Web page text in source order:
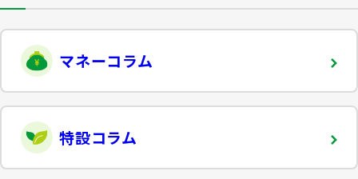
マネーコラム
特設コラム